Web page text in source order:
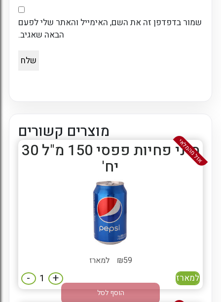
שמור בדפדפן זה את השם, האימייל והאתר שלי לפעם
הבאה שאגיב.
מוצרים קשורים
אזל מהמלאי מיני פחיות פפסי 150 מ"ל 30
יח'
59
₪ למארז
למארז +
-
הוסף לסל